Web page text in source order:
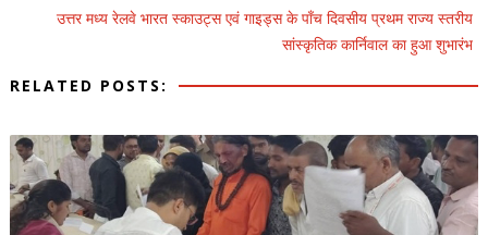
उत्तर मध्य रेलवे भारत स्काउट्स एवं गाइड्स के पाँच दिवसीय प्रथम राज्य स्तरीय
सांस्कृतिक कार्निवाल का हुआ शुभारंभ
RELATED POSTS: